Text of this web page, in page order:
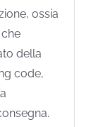
ossia
della
code,